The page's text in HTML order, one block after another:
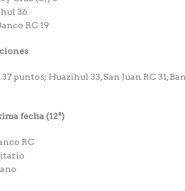
36
RC 19
puntos; Huazihul 33, San Juan RC 31,
fecha (12ª)
RC